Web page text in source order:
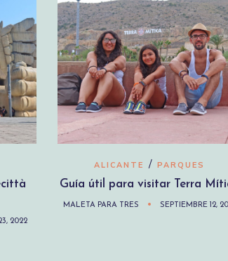
2022
ALICANTE / PARQUES
Guía útil para visitar Terra
MALETA PARA TRES SEPTIEMBRE 12,